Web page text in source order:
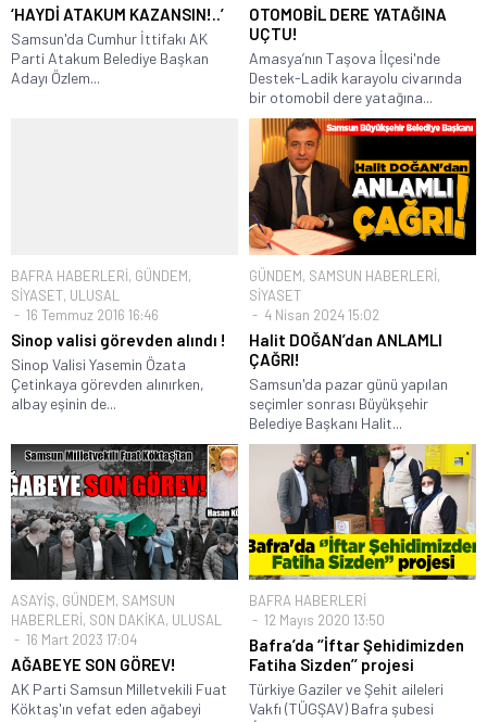
‘HAYDİ ATAKUM KAZANSIN!..’
Samsun'da Cumhur İttifakı AK
Parti Atakum Belediye Başkan
Adayı Özlem...
OTOMOBİL DERE YATAĞINA
UÇTU!
Amasya’nın Taşova İlçesi'nde
Destek-Ladik karayolu civarında
bir otomobil dere yatağına...
BAFRA HABERLERİ, GÜNDEM,
SİYASET, ULUSAL
16 Temmuz 2016 16:46
Sinop valisi görevden alındı !
Sinop Valisi Yasemin Özata
Çetinkaya görevden alınırken,
albay eşinin de...
GÜNDEM, SAMSUN HABERLERİ,
SİYASET
4 Nisan 2024 15:02
Halit DOĞAN’dan ANLAMLI
ÇAĞRI!
Samsun'da pazar günü yapılan
seçimler sonrası Büyükşehir
Belediye Başkanı Halit...
ASAYİŞ, GÜNDEM, SAMSUN
HABERLERİ, SON DAKİKA, ULUSAL
16 Mart 2023 17:04
AĞABEYE SON GÖREV!
AK Parti Samsun Milletvekili Fuat
Köktaş'ın vefat eden ağabeyi
BAFRA HABERLERİ
12 Mayıs 2020 13:50
Bafra’da ‘’İftar Şehidimizden
Fatiha Sizden’’ projesi
Türkiye Gaziler ve Şehit aileleri
Vakfı (TÜGŞAV) Bafra şubesi